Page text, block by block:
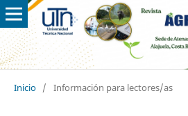
Inicio / Información para lectores/as